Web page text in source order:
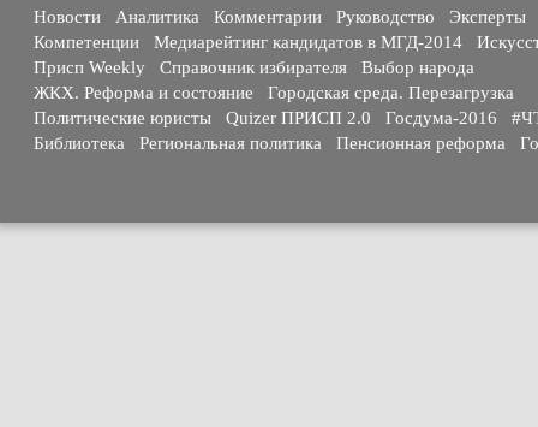
Новости Аналитика Комментарии Руководство
Эксперты
Компетенции
Медиарейтинг кандидатов в МГД-2014
Присп Weekly
Справочник избирателя
Выбор народа
ЖКХ. Реформа и состояние
Городская среда. Перезагрузка
Политические юристы
Quizer ПРИСП 2.0 Госдума-2016
Библиотека
Региональная политика Пенсионная реформа